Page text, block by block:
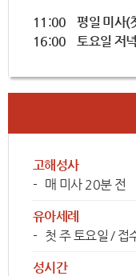
11:00
평일 미사(
16:00
토요일 저
고해성사
매 미사 20분 전
유아세례
첫 주 토요일 / 접
성시간